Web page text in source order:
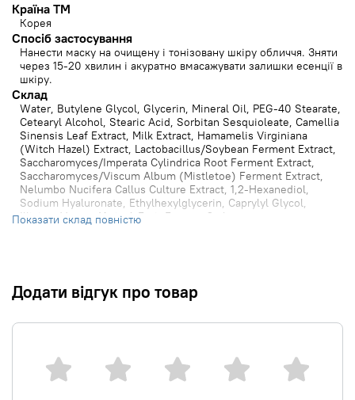
Країна ТМ
Корея
Спосіб застосування
Нанести маску на очищену і тонізовану шкіру обличчя. Зняти
через 15-20 хвилин і акуратно вмасажувати залишки есенції в
шкіру.
Cклад
Water, Butylene Glycol, Glycerin, Mineral Oil, PEG-40 Stearate,
Cetearyl Alcohol, Stearic Acid, Sorbitan Sesquioleate, Camellia
Sinensis Leaf Extract, Milk Extract, Hamamelis Virginiana
(Witch Hazel) Extract, Lactobacillus/Soybean Ferment Extract,
Saccharomyces/Imperata Cylindrica Root Ferment Extract,
Saccharomyces/Viscum Album (Mistletoe) Ferment Extract,
Nelumbo Nucifera Callus Culture Extract, 1,2-Hexanediol,
Sodium Hyaluronate, Ethylhexylglycerin, Caprylyl Glycol,
Illicium Verum (Anise) Fruit Extract, Carbomer,
Triethanolamine, Phenoxyethanol, Disodium EDTA, Fragrance.
Показати склад повністю
Додати відгук про товар